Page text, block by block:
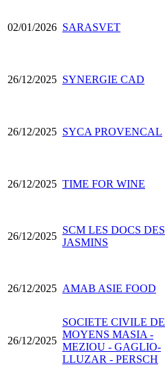
02/01/2026 SARASVET
26/12/2025 SYNERGIE CAD
26/12/2025 SYCA PROVENCAL
26/12/2025 TIME FOR WINE
26/12/2025
SCM LES DOCS DES
JASMINS
26/12/2025 AMAB ASIE FOOD
26/12/2025
SOCIETE CIVILE DE
MOYENS MASIA -
MEZIOU - GAGLIO-
LLUZAR - PERSCH